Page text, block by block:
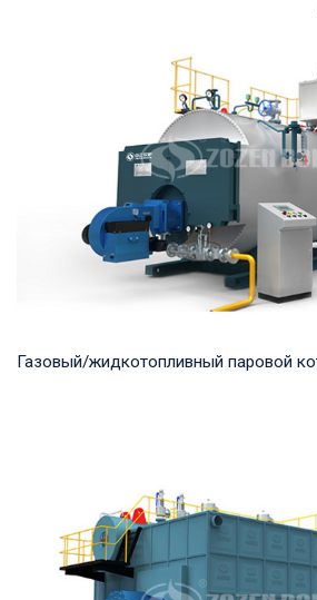
Газовый/жидкотопливный паровой